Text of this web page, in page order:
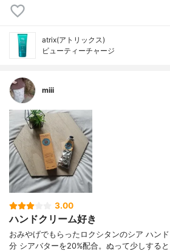
atrix(アトリックス)
ビューティーチャージ
miii
3.00
ハンドクリーム好き
おみやげでもらったロクシタンのシア ハン
分 シアバターを20%配合。ぬって少しする